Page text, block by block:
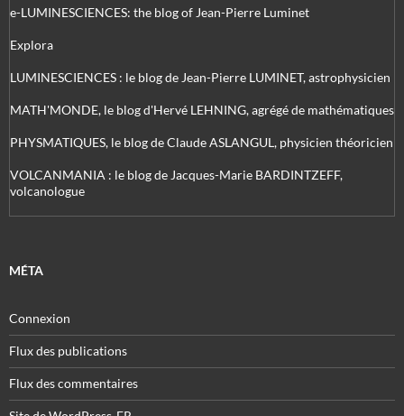
e-LUMINESCIENCES: the blog of Jean-Pierre Luminet
Explora
LUMINESCIENCES : le blog de Jean-Pierre LUMINET, astrophysicien
MATH'MONDE, le blog d'Hervé LEHNING, agrégé de mathématiques
PHYSMATIQUES, le blog de Claude ASLANGUL, physicien théoricien
VOLCANMANIA : le blog de Jacques-Marie BARDINTZEFF,
volcanologue
MÉTA
Connexion
Flux des publications
Flux des commentaires